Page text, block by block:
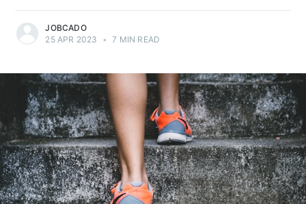
JOBCADO
25 APR 2023
• 7 MIN READ